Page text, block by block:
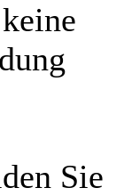
Sie